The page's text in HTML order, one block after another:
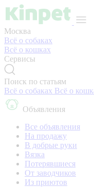
Москва
Всё о собаках
Всё о кошках
Сервисы
Поиск по статьям
Всё о собаках Всё о
Объявления
Все объявления
На продажу
В добрые руки
Вязка
Потерявшиеся
От заводчиков
Из приютов